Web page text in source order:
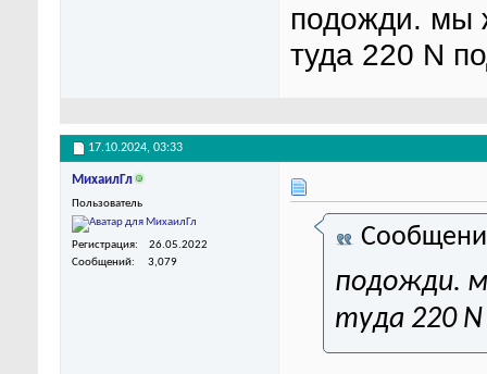
подожди. мы
туда 220 N
17.10.2024, 03:33
МихаилГл
Пользователь
Регистрация
26.05.2022
Сообщений
3,079
подожди.
туда 220